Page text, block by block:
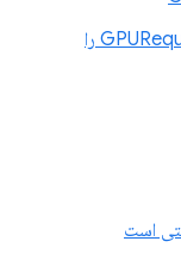
ویژگی سازگاری GPURequestAdapterOptions را